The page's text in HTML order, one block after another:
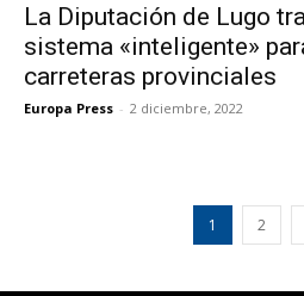
La Diputación de Lugo
sistema «inteligente»
carreteras provinciales
Europa Press - 2 diciembre, 2022
1 2